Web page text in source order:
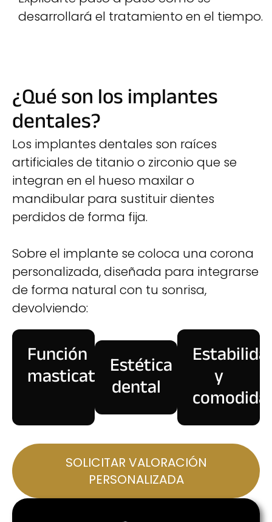
desarrollará el tratamiento en el tiempo.
¿Qué son los implantes
dentales?
Los implantes dentales son raíces
artificiales de titanio o zirconio que se
integran en el hueso maxilar o
mandibular para sustituir dientes
perdidos de forma fija.
Sobre el implante se coloca una corona
personalizada, diseñada para integrarse
de forma natural con tu sonrisa,
devolviendo:
Función
masticatoriaEstética
dental y
SOLICITAR VALORACIÓN
PERSONALIZADA